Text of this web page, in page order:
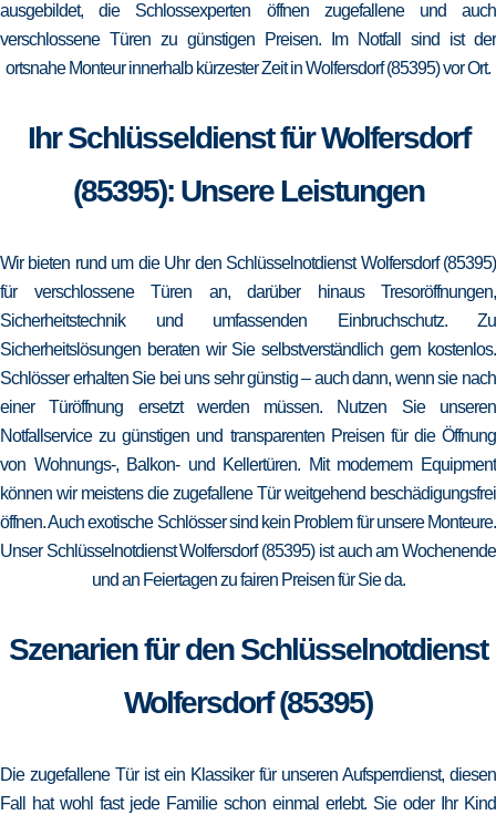
ausgebildet, die Schlossexperten öffnen zugefallene und auch
verschlossene Türen zu günstigen Preisen. Im Notfall sind ist der
ortsnahe Monteur innerhalb kürzester Zeit in Wolfersdorf (85395) vor Ort.
Ihr Schlüsseldienst für Wolfersdorf
(85395): Unsere Leistungen
Wir bieten rund um die Uhr den Schlüsselnotdienst Wolfersdorf (85395)
für verschlossene Türen an, darüber hinaus Tresoröffnungen,
Sicherheitstechnik und umfassenden Einbruchschutz. Zu
Sicherheitslösungen beraten wir Sie selbstverständlich gern kostenlos.
Schlösser erhalten Sie bei uns sehr günstig – auch dann, wenn sie nach
einer Türöffnung ersetzt werden müssen. Nutzen Sie unseren
Notfallservice zu günstigen und transparenten Preisen für die Öffnung
von Wohnungs-, Balkon- und Kellertüren. Mit modernem Equipment
können wir meistens die zugefallene Tür weitgehend beschädigungsfrei
öffnen. Auch exotische Schlösser sind kein Problem für unsere Monteure.
Unser Schlüsselnotdienst Wolfersdorf (85395) ist auch am Wochenende
und an Feiertagen zu fairen Preisen für Sie da.
Szenarien für den Schlüsselnotdienst
Wolfersdorf (85395)
Die zugefallene Tür ist ein Klassiker für unseren Aufsperrdienst, diesen
Fall hat wohl fast jede Familie schon einmal erlebt. Sie oder Ihr Kind